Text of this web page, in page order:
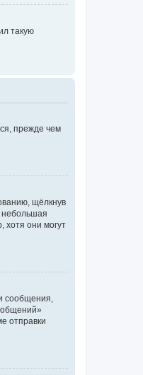
такую
прежде чем
щёлкнув
небольшая
хотя они могут
сообщения,
отправки